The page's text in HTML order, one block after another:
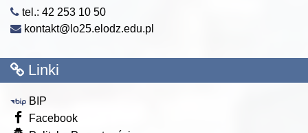
tel.: 42 253 10 50
kontakt@lo25.elodz.edu.pl
Linki
BIP
Facebook